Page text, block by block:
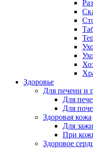
Здоровье
Для печени и
Для
Для
Здоровая кожа
Для
При
Здоровое